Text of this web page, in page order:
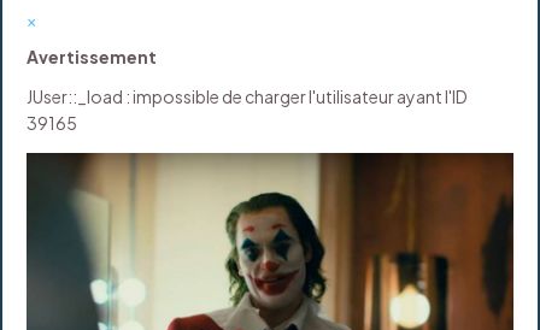
×
Avertissement
JUser::_load : impossible de charger l'utilisateur ayant l'ID
39165